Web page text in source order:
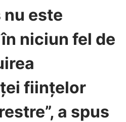
este
niciun fel de
ființelor
a spus